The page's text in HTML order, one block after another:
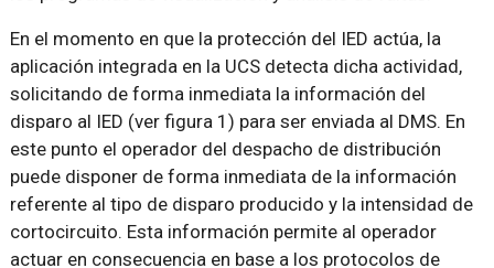
En el momento en que la protección del IED actúa, la
aplicación integrada en la UCS detecta dicha actividad,
solicitando de forma inmediata la información del
disparo al IED (ver figura 1) para ser enviada al DMS. En
este punto el operador del despacho de distribución
puede disponer de forma inmediata de la información
referente al tipo de disparo producido y la intensidad de
cortocircuito. Esta información permite al operador
actuar en consecuencia en base a los protocolos de